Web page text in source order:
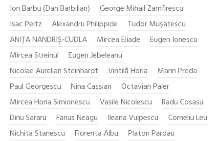
Ion Barbu (Dan Barbilian)
George Mihail Zamfirescu
Isac Peltz
Alexandru Philippide
Tudor Muşatescu
ANIŢA NANDRIŞ-CUDLA
Mircea Eliade
Eugen Ionescu
Mircea Streinul
Eugen Jebeleanu
Nicolae Aurelian Steinhardt
Vintilă Horia
Marin Preda
Paul Georgescu
Nina Cassian
Octavian Paler
Mircea Horia Simionescu
Vasile Nicolescu
Radu Cosasu
Dinu Sararu
Fanus Neagu Ileana Vulpescu
Corneliu Leu
Nichita Stanescu
Florenta Albu
Platon Pardau